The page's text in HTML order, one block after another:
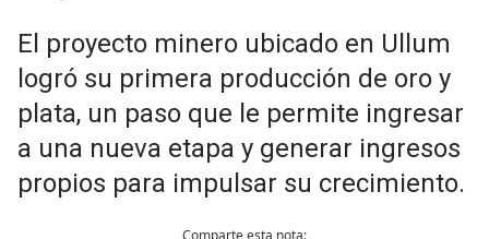
El proyecto minero ubicado en Ullum
logró su primera producción de oro y
plata, un paso que le permite ingresar
a una nueva etapa y generar ingresos
propios para impulsar su crecimiento.
Comparte esta nota: